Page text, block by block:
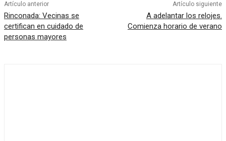
Artículo anterior
Rinconada: Vecinas se
certifican en cuidado de
personas mayores
Artículo siguiente
A adelantar los relojes.
Comienza horario de verano